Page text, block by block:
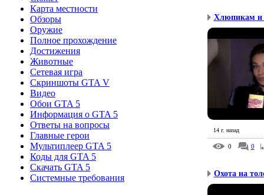
Карта местности
Обзоры
Оружие
Полное прохождение
Достижения
Животные
Сетевая игра
Скриншоты GTA V
Видео
Обои GTA 5
Информация о GTA 5
Ответы на вопросы
Главные герои
Мультиплеер GTA 5
Коды для GTA 5
Скачать GTA 5
Системные требования
Хлюпикам и
14 г. назад
0 0
Охота на